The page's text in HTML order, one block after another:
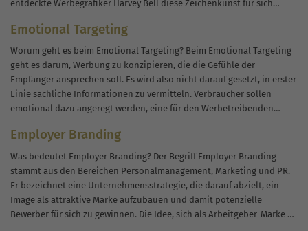
entdeckte Werbegrafiker Harvey Bell diese Zeichenkunst für sich
Emotional Targeting
Worum geht es beim Emotional Targeting? Beim Emotional Targeting
geht es darum, Werbung zu konzipieren, die die Gefühle der
Empfänger ansprechen soll. Es wird also nicht darauf gesetzt, in erster
Linie sachliche Informationen zu vermitteln. Verbraucher sollen
emotional dazu angeregt werden, eine für den Werbetreibenden
Employer Branding
Was bedeutet Employer Branding? Der Begriff Employer Branding
stammt aus den Bereichen Personalmanagement, Marketing und PR.
Er bezeichnet eine Unternehmensstrategie, die darauf abzielt, ein
Image als attraktive Marke aufzubauen und damit potenzielle
Bewerber für sich zu gewinnen. Die Idee, sich als Arbeitgeber-Marke zu